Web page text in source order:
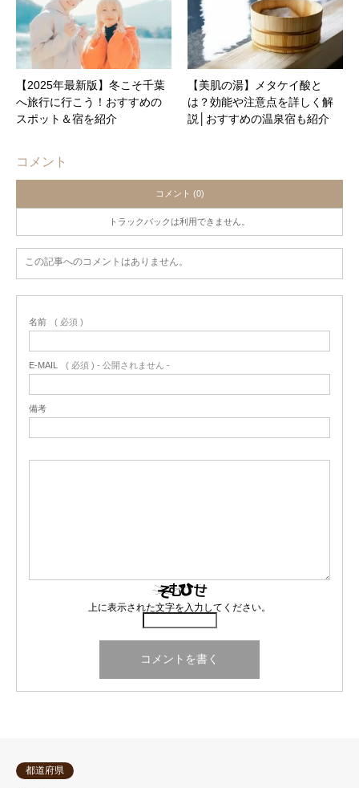
【2025年最新版】冬こそ千葉
へ旅行に行こう！おすすめの
スポット＆宿を紹介
【美肌の湯】メタケイ酸と
は？効能や注意点を詳しく解
説│おすすめの温泉宿も紹介
コメント
コメント (0)
トラックバックは利用できません。
この記事へのコメントはありません。
名前 ( 必須 )
E-MAIL ( 必須 ) - 公開されません -
備考
上に表示された文字を入力してください。
都道府県